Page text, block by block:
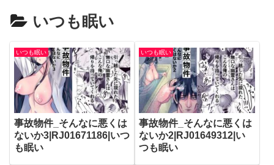
いつも眠い
いつも眠い
事故物件_そんなに悪くは
ないか3|RJ01671186|いつ
も眠い
いつも眠い
事故物件_そんなに悪くは
ないか2|RJ01649312|い
つも眠い